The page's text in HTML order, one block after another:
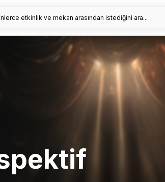
etkinlik ve mekan arasından istediğini ara...